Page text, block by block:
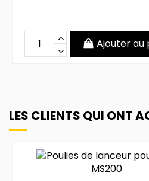
Ajouter au
LES CLIENTS QUI ONT